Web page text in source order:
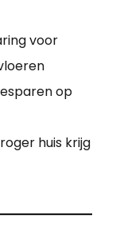
voor
op
huis krijg